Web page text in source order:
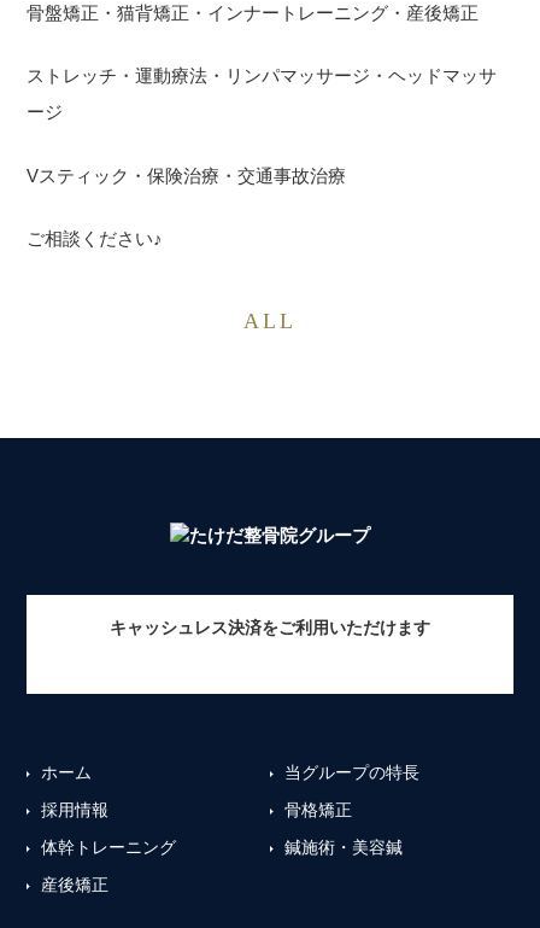
骨盤矯正・猫背矯正・インナートレーニング・産後矯正
ストレッチ・運動療法・リンパマッサージ・ヘッドマッサ
ージ
Vスティック・保険治療・交通事故治療
ご相談ください♪
ALL
キャッシュレス決済をご利用いただけます
ホーム
当グループの特長
採用情報
骨格矯正
体幹トレーニング
鍼施術・美容鍼
産後矯正